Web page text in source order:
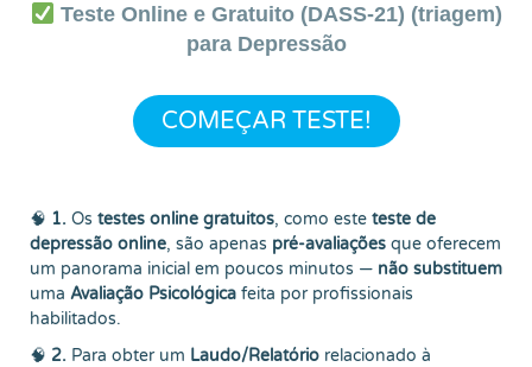
Teste Online e Gratuito (DASS-21) (triagem)
para Depressão
COMEÇAR TESTE!
🧠 1. Os testes online gratuitos, como este teste de
depressão online, são apenas pré-avaliações que oferecem
um panorama inicial em poucos minutos — não substituem
uma Avaliação Psicológica feita por profissionais
habilitados.
🧠 2. Para obter um Laudo/Relatório relacionado à